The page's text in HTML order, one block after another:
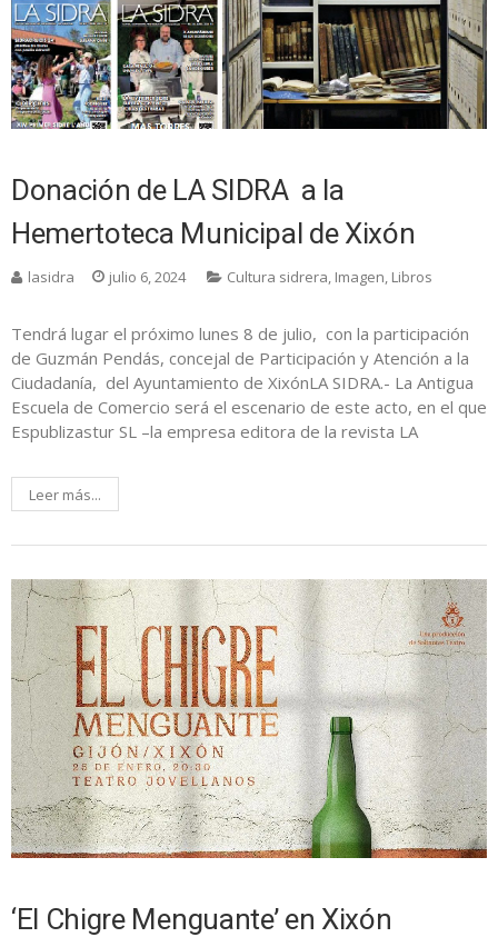
Donación de LA SIDRA a la
Hemertoteca Municipal de Xixón
lasidra julio 6, 2024 Cultura sidrera, Imagen, Libros
Tendrá lugar el próximo lunes 8 de julio, con la participación
de Guzmán Pendás, concejal de Participación y Atención a la
Ciudadanía, del Ayuntamiento de XixónLA SIDRA.- La Antigua
Escuela de Comercio será el escenario de este acto, en el que
Espublizastur SL –la empresa editora de la revista LA
Leer más...
‘El Chigre Menguante’ en Xixón